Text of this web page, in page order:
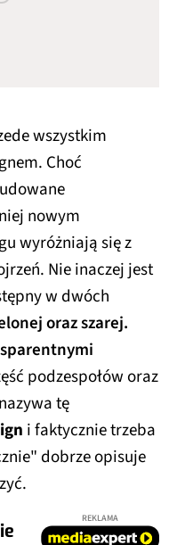
wszystkim
Choć
nowym
wyróżniają się z
Nie inaczej jest
w dwóch
oraz szarej.
podzespołów oraz
tę
i faktycznie trzeba
dobrze opisuje
REKLAMA